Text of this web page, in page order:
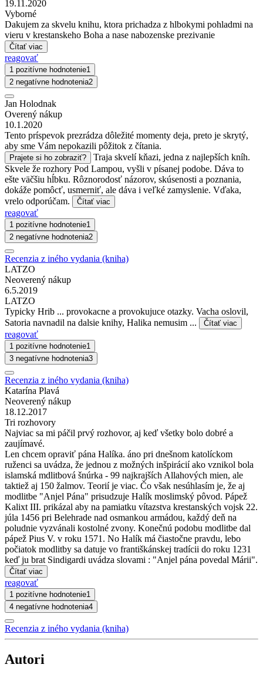
19.11.2020
Vyborné
Dakujem za skvelu knihu, ktora prichadza z hlbokymi pohladmi na
vieru v krestanskeho Boha a nase nabozenske prezivanie
Čítať viac
reagovať
1 pozitívne hodnotenie1
2 negatívne hodnotenia2
Jan Holodnak
Overený nákup
10.1.2020
Tento príspevok prezrádza dôležité momenty deja, preto je skrytý,
aby sme Vám nepokazili pôžitok z čítania.
Prajete si ho zobraziť?
Traja skvelí kňazi, jedna z najlepších kníh.
Skvele že rozhory Pod Lampou, vyšli v písanej podobe. Dáva to
ešte väčšiu hĺbku. Rôznorodosť názorov, skúsenosti a poznania,
dokáže pomôcť, usmerniť, ale dáva i veľké zamyslenie. Vďaka,
vrelo odporúčam.
Čítať viac
reagovať
1 pozitívne hodnotenie1
2 negatívne hodnotenia2
Recenzia z iného vydania (kniha)
LATZO
Neoverený nákup
6.5.2019
LATZO
Typicky Hrib ... provokacne a provokujuce otazky. Vacha oslovil,
Satoria navnadil na dalsie knihy, Halika nemusim ...
Čítať viac
reagovať
1 pozitívne hodnotenie1
3 negatívne hodnotenia3
Recenzia z iného vydania (kniha)
Katarína Plavá
Neoverený nákup
18.12.2017
Tri rozhovory
Najviac sa mi páčil prvý rozhovor, aj keď všetky bolo dobré a
zaujímavé.
Len chcem opraviť pána Halíka. áno pri dnešnom katolíckom
ruženci sa uvádza, že jednou z možných inšpirácií ako vznikol bola
islamská mdlitbová šnúrka - 99 najkrajších Allahových mien, ale
taktiež aj 150 žalmov. Teorií je viac. Čo však nesúhlasím je, že aj
modlitbe "Anjel Pána" prisudzuje Halík moslimský pôvod. Pápež
Kalixt III. prikázal aby na pamiatku vítazstva krestanských vojsk 22.
júla 1456 pri Belehrade nad osmankou armádou, každý deň na
poludnie vyzvánali kostolné zvony. Konečnú podobu modlitbe dal
pápež Pius V. v roku 1571. No Halík má čiastočne pravdu, lebo
počiatok modlitby sa datuje vo františkánskej tradícii do roku 1231
keď ju brat Sindigardi uvádza slovami : "Anjel pána povedal Márii".
Čítať viac
reagovať
1 pozitívne hodnotenie1
4 negatívne hodnotenia4
Recenzia z iného vydania (kniha)
Autori